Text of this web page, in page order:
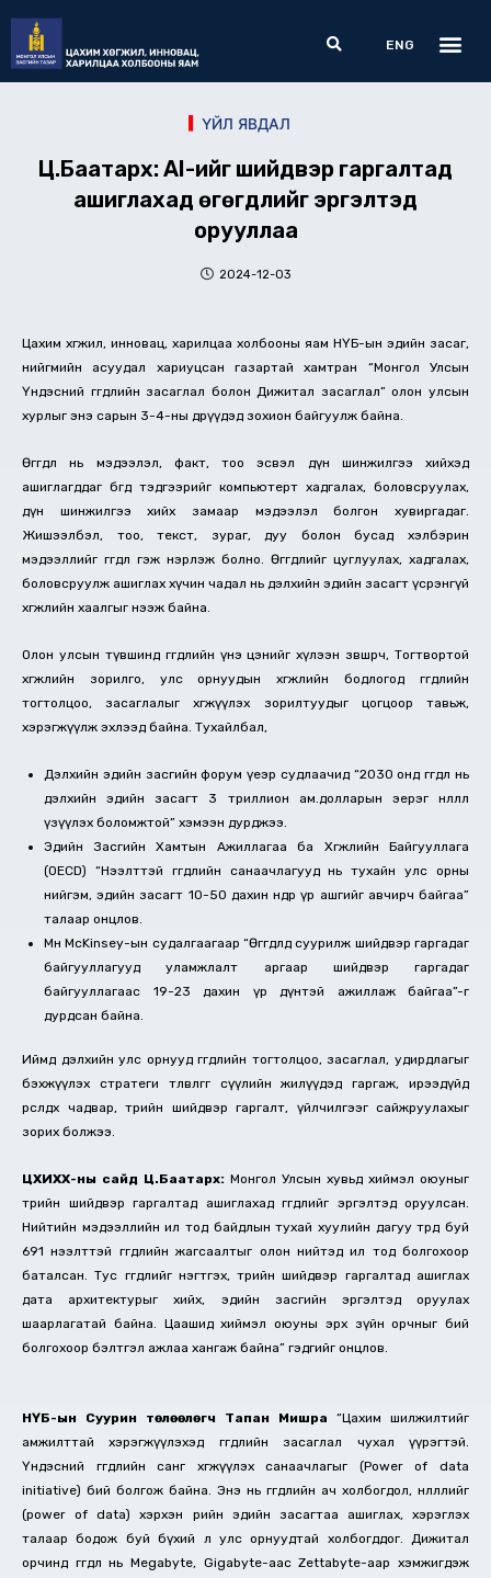
content
Search
ENG
ҮЙЛ ЯВДАЛ
Ц.Баатархүү: AI-ийг шийдвэр гаргалтад
ашиглахад өгөгдлийг эргэлтэд
орууллаа
2024-12-03
Цахим хөгжил, инновац, харилцаа холбооны яам НҮБ-ын эдийн засаг,
нийгмийн асуудал хариуцсан газартай хамтран “Монгол Улсын
Үндэсний өгөгдлийн засаглал болон Дижитал засаглал” олон улсын
хурлыг энэ сарын 3-4-ны өдрүүдэд зохион байгуулж байна.
Өгөгдөл нь мэдээлэл, факт, тоо эсвэл дүн шинжилгээ хийхэд
ашиглагддаг бөгөөд тэдгээрийг компьютерт хадгалах, боловсруулах,
дүн шинжилгээ хийх замаар мэдээлэл болгон хувиргадаг.
Жишээлбэл, тоо, текст, зураг, дуу болон бусад хэлбэрин
мэдээллийг өгөгдөл гэж нэрлэж болно. Өгөгдлийг цуглуулах, хадгалах,
боловсруулж ашиглах хүчин чадал нь дэлхийн эдийн засагт үсрэнгүй
хөгжлийн хаалгыг нээж байна.
Олон улсын түвшинд өгөгдлийн үнэ цэнийг хүлээн зөвшөөрч, Тогтвортой
хөгжлийн зорилго, улс орнуудын хөгжлийн бодлогод өгөгдлийн
тогтолцоо, засаглалыг хөгжүүлэх зорилтуудыг цогцоор тавьж,
хэрэгжүүлж эхлээд байна. Тухайлбал,
Дэлхийн эдийн засгийн форум үеэр судлаачид “2030 онд өгөгдөл нь
дэлхийн эдийн засагт 3 триллион ам.долларын эерэг нөлөөлөл
үзүүлэх боломжтой” хэмээн дурджээ.
Эдийн Засгийн Хамтын Ажиллагаа ба Хөгжлийн Байгууллага
(OECD) “Нээлттэй өгөгдлийн санаачлагууд нь тухайн улс орны
нийгэм, эдийн засагт 10-50 дахин өндөр үр ашгийг авчирч байгаа”
талаар онцлов.
Мөн McKinsey-ын судалгаагаар “Өгөгдөлд суурилж шийдвэр гаргадаг
байгууллагууд уламжлалт аргаар шийдвэр гаргадаг
байгууллагаас 19-23 дахин үр дүнтэй ажиллаж байгаа”-г
дурдсан байна.
Иймд дэлхийн улс орнууд өгөгдлийн тогтолцоо, засаглал, удирдлагыг
бэхжүүлэх стратеги төлөвлөгөөг сүүлийн жилүүдэд гаргаж, ирээдүйд
өрсөлдөх чадвар, төрийн шийдвэр гаргалт, үйлчилгээг сайжруулахыг
зорих болжээ.
ЦХИХХ-ны сайд Ц.Баатархүү: Монгол Улсын хувьд хиймэл оюуныг
төрийн шийдвэр гаргалтад ашиглахад өгөгдлийг эргэлтэд оруулсан.
Нийтийн мэдээллийн ил тод байдлын тухай хуулийн дагуу төрд буй
691 нээлттэй өгөгдлийн жагсаалтыг олон нийтэд ил тод болгохоор
баталсан. Тус өгөгдлийг нэгтгэх, төрийн шийдвэр гаргалтад ашиглах
дата архитектурыг хийх, эдийн засгийн эргэлтэд оруулах
шаарлагатай байна. Цаашид хиймэл оюуны эрх зүйн орчныг бий
болгохоор бэлтгэл ажлаа хангаж байна” гэдгийг онцлов.
НҮБ-ын Суурин төлөөлөгч Тапан Мишра “Цахим шилжилтийг
амжилттай хэрэгжүүлэхэд өгөгдлийн засаглал чухал үүрэгтэй.
Үндэсний өгөгдлийн санг хөгжүүлэх санаачлагыг (Power of data
initiative) бий болгож байна. Энэ нь өгөгдлийн ач холбогдол, нөлөөллийг
(power of data) хэрхэн өөрийн эдийн засагтаа ашиглах, хэрэглэх
талаар бодож буй бүхий л улс орнуудтай холбогддог. Дижитал
орчинд өгөгдөл нь Megabyte, Gigabyte-аас Zettabyte-аар хэмжигдэж